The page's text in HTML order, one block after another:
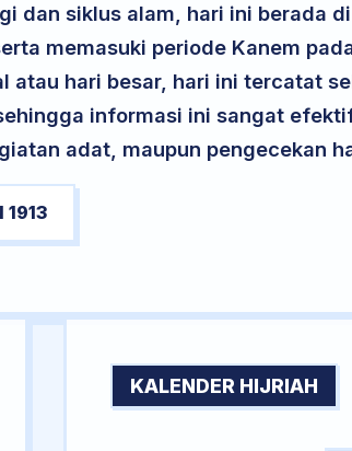
dan siklus alam, hari ini berada
memasuki periode Kanem
atau hari besar, hari ini tercatat
informasi ini sangat
adat, maupun pengecekan
1913
KALENDER HIJRIAH